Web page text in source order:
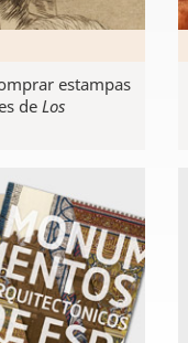
estampas
de Los